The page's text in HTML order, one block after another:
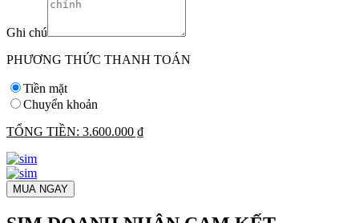
Ghi chú
PHƯƠNG THỨC THANH TOÁN
Tiền mặt
Chuyển khoản
TỔNG TIỀN: 3.600.000 ₫
MUA NGAY